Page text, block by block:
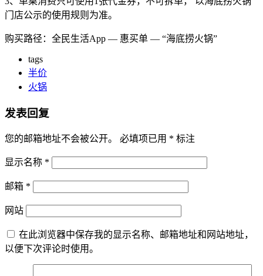
门店公示的使用规则为准。
购买路径：全民生活App — 惠买单 — “海底捞火锅”
tags
半价
火锅
发表回复
您的邮箱地址不会被公开。 必填项已用 * 标注
显示名称 *
邮箱 *
网站
在此浏览器中保存我的显示名称、邮箱地址和网站地址，
以便下次评论时使用。